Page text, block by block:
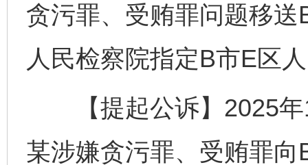
贪污罪、受贿罪问题移
人民检察院指定B市E区
【提起公诉】2025年
某涉嫌贪污罪、受贿罪